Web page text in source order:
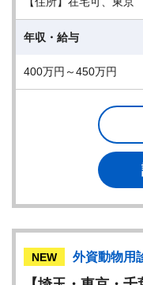
年収・給与
400万円～450万円
NEW 外資動物用